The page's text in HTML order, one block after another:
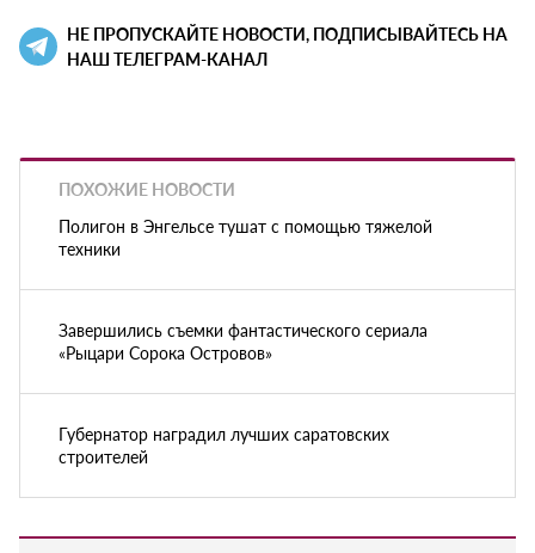
НЕ ПРОПУСКАЙТЕ НОВОСТИ, ПОДПИСЫВАЙТЕСЬ НА
НАШ ТЕЛЕГРАМ-КАНАЛ
ПОХОЖИЕ НОВОСТИ
Полигон в Энгельсе тушат с помощью тяжелой
техники
Завершились съемки фантастического сериала
«Рыцари Сорока Островов»
Губернатор наградил лучших саратовских
строителей